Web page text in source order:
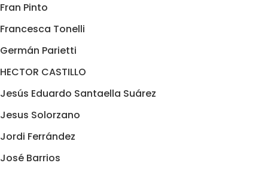
Fran Pinto
Francesca Tonelli
Germán Parietti
HECTOR CASTILLO
Jesús Eduardo Santaella Suárez
Jesus Solorzano
Jordi Ferrández
José Barrios